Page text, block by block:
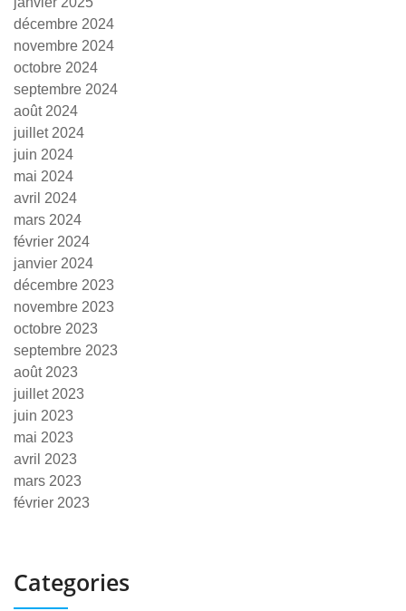
décembre 2024
novembre 2024
octobre 2024
septembre 2024
août 2024
juillet 2024
juin 2024
mai 2024
avril 2024
mars 2024
février 2024
janvier 2024
décembre 2023
novembre 2023
octobre 2023
septembre 2023
août 2023
juillet 2023
juin 2023
mai 2023
avril 2023
mars 2023
février 2023
Categories